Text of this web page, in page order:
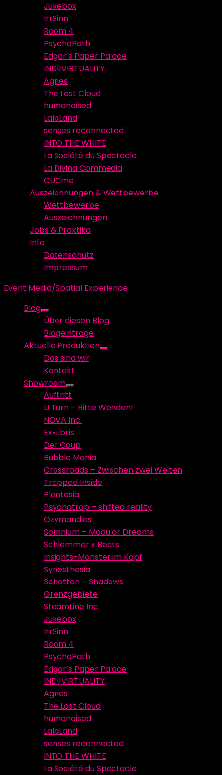
Jukebox
IrrSinn
Room 4
PsychoPath
Edgar’s Paper Palace
INDI|VIRTUALITY
Agnes
The Lost Cloud
humanoised
LalaLand
senses reconnected
INTO THE WHITE
La Société du Spectacle
La Divina Commedia
CUCme
Auszeichnungen & Wettbewerbe
Wettbewerbe
Auszeichnungen
Jobs & Praktika
Info
Datenschutz
Impressum
Event Media/Spatial Experience
Blog
Show
sub
menu
Über diesen Blog
Blogeinträge
Aktuelle Produktion
Show
Das sind wir
Kontakt
Showroom
Show
sub
menu
Auftritt
U Turn – Bitte Wenden!
NOVA Inc.
Ex•Libris
Der Coup
Bubble Mania
Crossroads – Zwischen zwei Welten
Trapped Inside
Plantasia
Psychotrop – shifted reality
Ozymandias
Somnium – Modular Dreams
Schlemmer x Beats
Insights-Monster im Kopf
Synesthesia
Schatten – Shadows
Grenzgebiete
SteamLine Inc.
Jukebox
IrrSinn
Room 4
PsychoPath
Edgar’s Paper Palace
INDI|VIRTUALITY
Agnes
The Lost Cloud
humanoised
LalaLand
senses reconnected
INTO THE WHITE
La Société du Spectacle